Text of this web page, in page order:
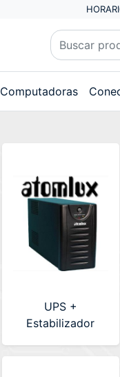
Computadoras
UPS +
Estabilizador